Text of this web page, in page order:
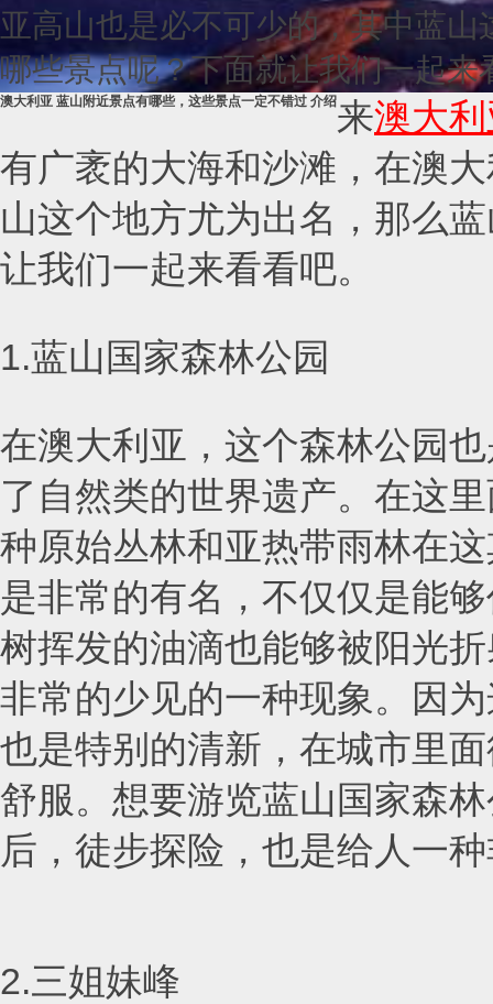
亚高山也是必不可少的，其中蓝
哪些景点呢？下面就让我们一起来
澳大利亚 蓝山附近景点有哪些，这些景点一定不错过 介绍来澳大
有广袤的大海和沙滩，在澳
山这个地方尤为出名，那么
让我们一起来看看吧。
1.蓝山国家森林公园
在澳大利亚，这个森林公园
了自然类的世界遗产。在这
种原始丛林和亚热带雨林在
是非常的有名，不仅仅是能
树挥发的油滴也能够被阳光
非常的少见的一种现象。因
也是特别的清新，在城市里
舒服。想要游览蓝山国家森
后，徒步探险，也是给人一
2.三姐妹峰